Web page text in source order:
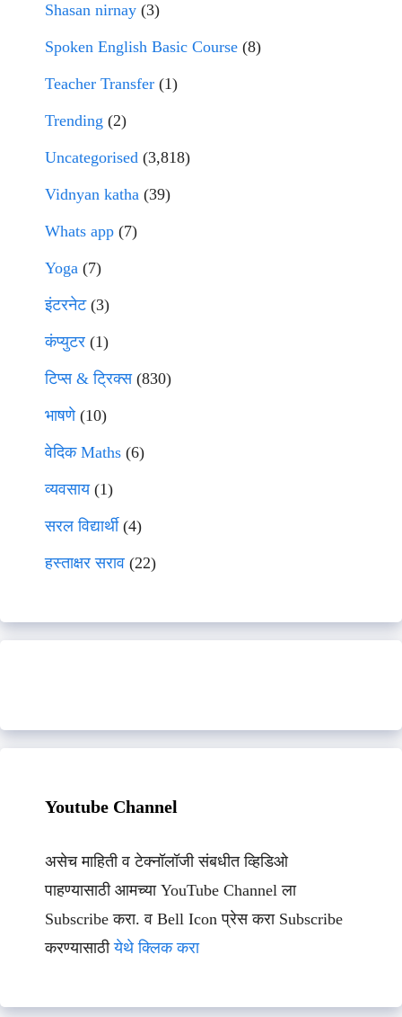
Shasan nirnay (3)
Spoken English Basic Course (8)
Teacher Transfer (1)
Trending (2)
Uncategorised (3,818)
Vidnyan katha (39)
Whats app (7)
Yoga (7)
इंटरनेट(3)
कंप्युटर (1)
टिप्स & ट्रिक्स(830)
भाषणे(10)
वेदिक Maths (6)
व्यवसाय(1)
सरल विद्यार्थी(4)
हस्ताक्षर सराव (22)
Youtube Channel
असेच माहिती व टेक्नॉलॉजी संबधीत व्हिडिओ
पाहण्यासाठी आमच्या YouTube Channel ला
Subscribe करा. व Bell Icon प्रेस करा Subscribe
करण्यासाठीयेथे क्लिक करा